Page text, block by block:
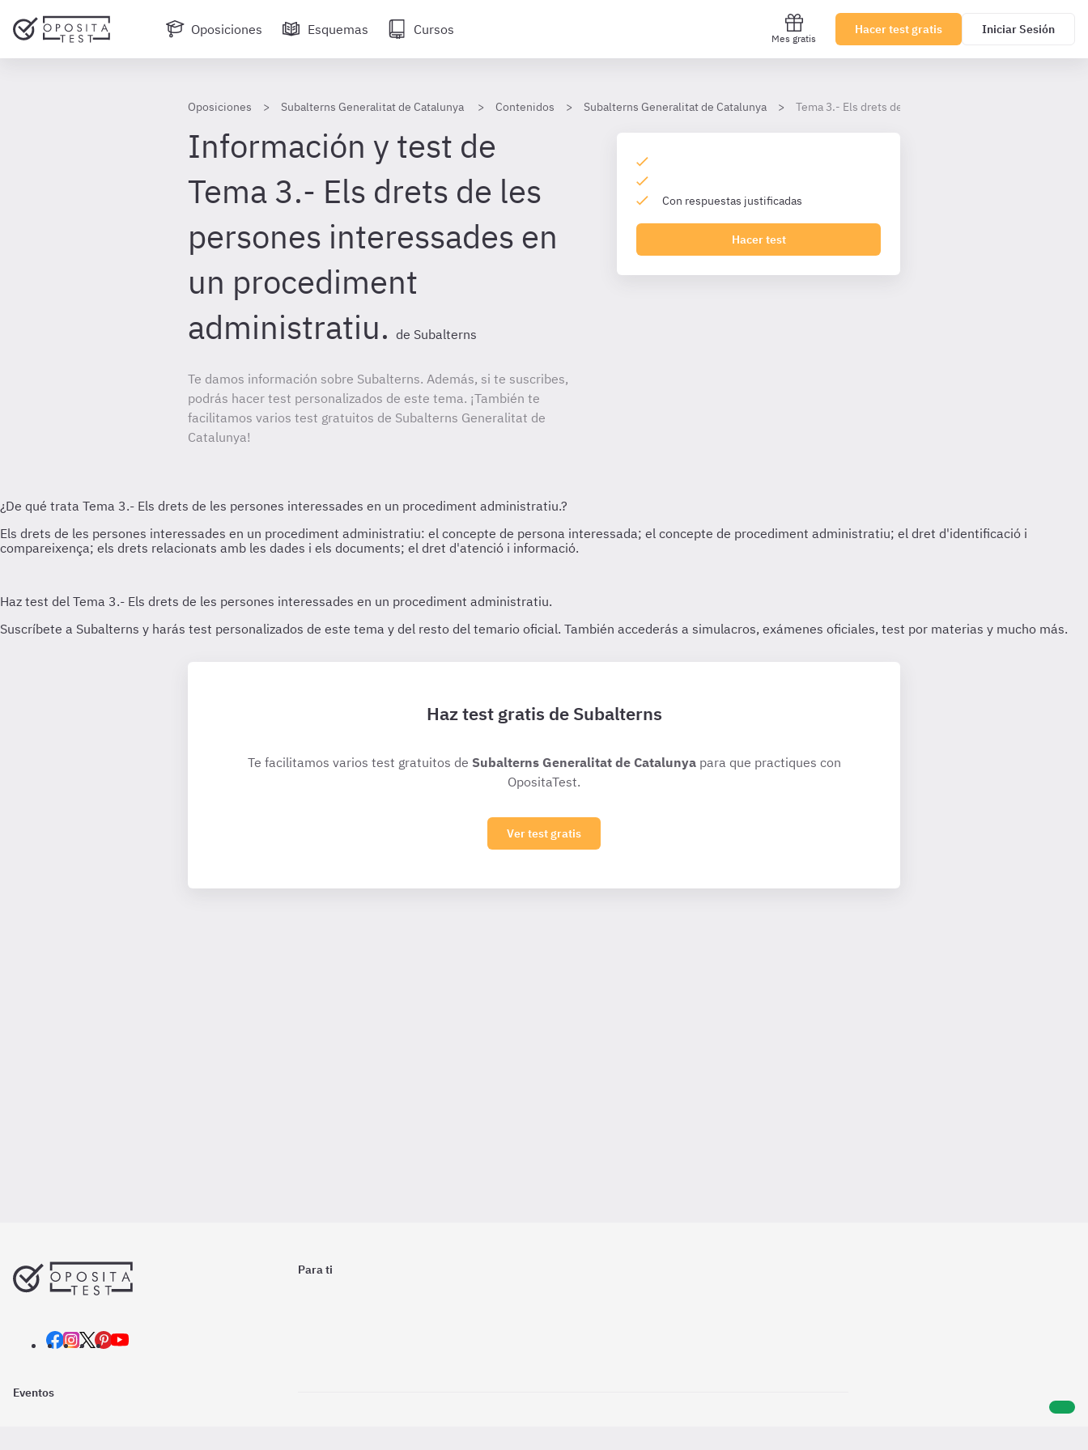
Oposiciones Esquemas Cursos
Mes gratis
Hacer test gratis Iniciar Sesión
Oposiciones Subalterns Generalitat de Catalunya Contenidos Subalterns Generalitat de Catalunya Tema 3.- Els drets de les persones interessades en un
Información y test de
Tema 3.- Els drets de les
persones interessades en
un procediment
administratiu. de Subalterns
Te damos información sobre Subalterns. Además, si te suscribes,
podrás hacer test personalizados de este tema. ¡También te
facilitamos varios test gratuitos de Subalterns Generalitat de
Catalunya!
Con respuestas justificadas
Hacer test
Haz test gratis de Subalterns
Te facilitamos varios test gratuitos de Subalterns Generalitat de Catalunyapara que practiques con
OpositaTest.
Ver test gratis
Para ti
Eventos